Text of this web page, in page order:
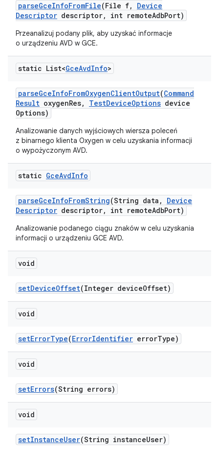
parseGceInfoFromFile(File f,
Device
Descriptor descriptor, int remoteAdbPort)
Przeanalizuj podany plik, aby uzyskać informacje
o urządzeniu AVD w GCE.
static List<GceAvdInfo>
parseGceInfoFromOxygenClientOutput(Command
Result oxygenRes, TestDeviceOptions device
Options)
Analizowanie danych wyjściowych wiersza poleceń
z binarnego klienta Oxygen w celu uzyskania informacji
o wypożyczonym AVD.
static GceAvdInfo
parseGceInfoFromString(String data ,
Device
Descriptor descriptor, int remoteAdbPort)
Analizowanie podanego ciągu znaków w celu uzyskania
informacji o urządzeniu GCE AVD.
void
setDeviceOffset(Integer deviceOffset)
void
setErrorType(ErrorIdentifier errorType)
void
setErrors(String errors)
void
setInstanceUser(String instanceUser)